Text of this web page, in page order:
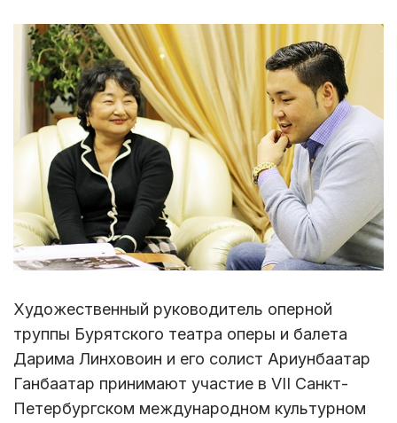
Художественный руководитель оперной
труппы Бурятского театра оперы и балета
Дарима Линховоин и его солист Ариунбаатар
Ганбаатар принимают участие в VII Санкт-
Петербургском международном культурном